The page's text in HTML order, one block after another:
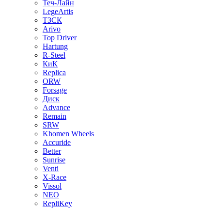
Теч-Лайн
LegeArtis
ТЗСК
Arivo
Top Driver
Hartung
R-Steel
КиК
Replica
ORW
Forsage
Диск
Advance
Remain
SRW
Khomen Wheels
Accuride
Better
Sunrise
Venti
X-Race
Vissol
NEO
RepliKey